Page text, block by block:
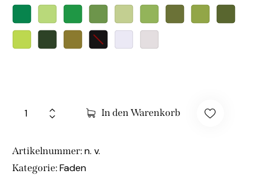
In den Warenkorb
Artikelnummer: n. v.
Kategorie: Faden